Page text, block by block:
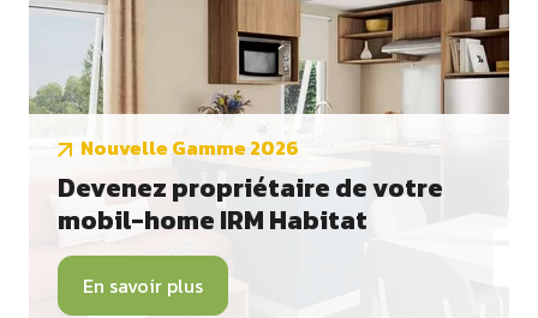
Nouvelle Gamme 2026
Devenez propriétaire de votre
mobil-home IRM Habitat
En savoir plus